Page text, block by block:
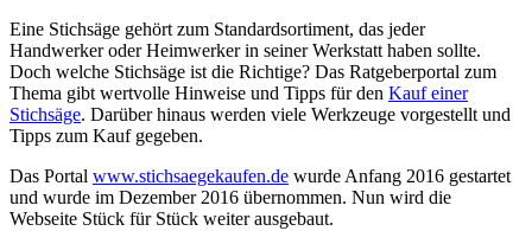
Eine Stichsäge gehört zum Standardsortiment, das jeder
Handwerker oder Heimwerker in seiner Werkstatt haben sollte.
Doch welche Stichsäge ist die Richtige? Das Ratgeberportal zum
Thema gibt wertvolle Hinweise und Tipps für den Kauf einer
Stichsäge. Darüber hinaus werden viele Werkzeuge vorgestellt und
Tipps zum Kauf gegeben.
Das Portal www.stichsaegekaufen.de wurde Anfang 2016 gestartet
und wurde im Dezember 2016 übernommen. Nun wird die
Webseite Stück für Stück weiter ausgebaut.